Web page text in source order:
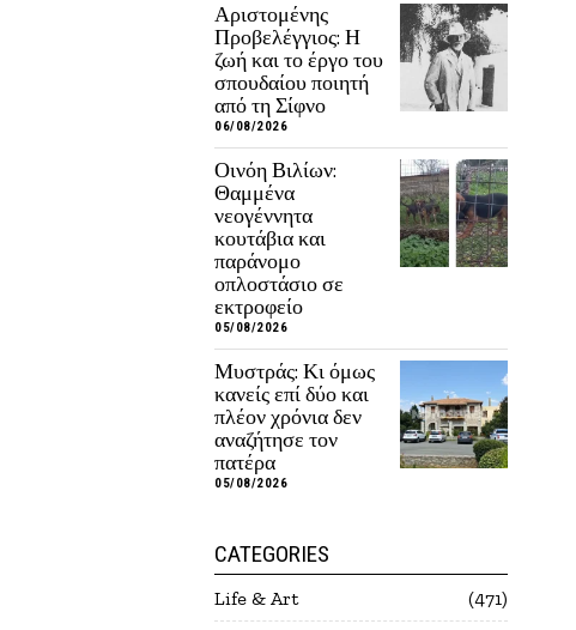
Αριστομένης
Προβελέγγιος: Η
ζωή και το έργο του
σπουδαίου ποιητή
από τη Σίφνο
06/08/2026
Οινόη Βιλίων:
Θαμμένα
νεογέννητα
κουτάβια και
παράνομο
οπλοστάσιο σε
εκτροφείο
05/08/2026
Μυστράς: Κι όμως
κανείς επί δύο και
πλέον χρόνια δεν
αναζήτησε τον
πατέρα
05/08/2026
CATEGORIES
Life & Art
471